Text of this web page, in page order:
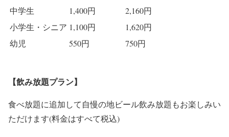
中学生
1,400円
2,160円
小学生・シニア 1,100円
1,620円
幼児
550円 750円
【飲み放題プラン】
食べ放題に追加して自慢の地ビール飲み放題もお楽しみい
ただけます(料金はすべて税込)